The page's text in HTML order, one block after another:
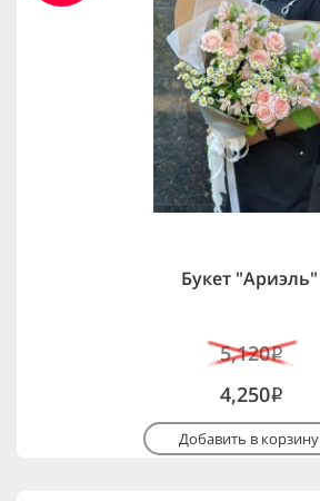
Букет "Ариэль"
5,120i
4,250i
Добавить в корзину